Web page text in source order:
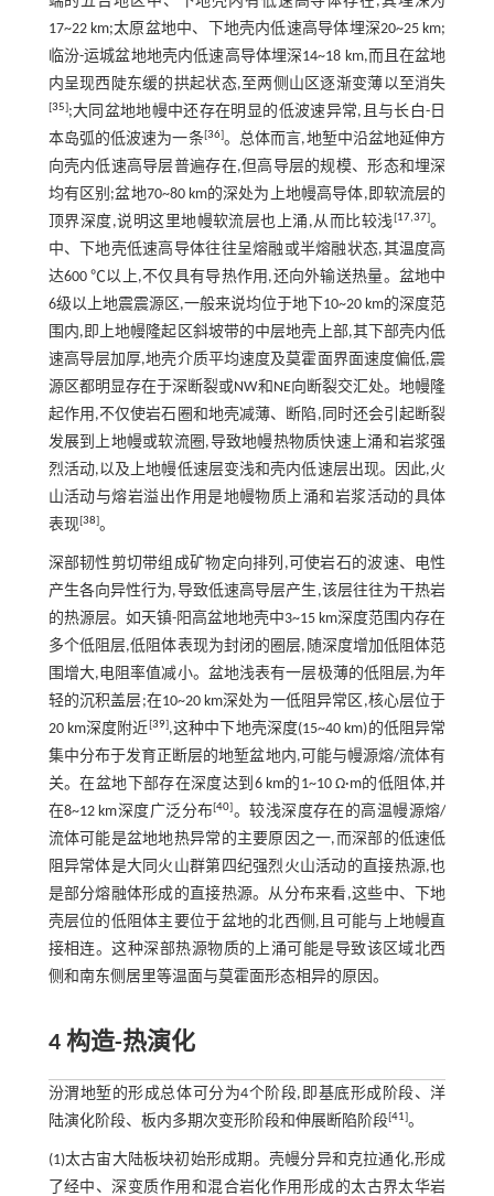
17~22 km;太原盆地中、下地壳内低速高导体埋深20~25 km;
临汾-运城盆地地壳内低速高导体埋深14~18 km,而且在盆地
内呈现西陡东缓的拱起状态,至两侧山区逐渐变薄以至消失
[35];大同盆地地幔中还存在明显的低波速异常,且与长白-日
本岛弧的低波速为一条[36]。总体而言,地堑中沿盆地延伸方
向壳内低速高导层普遍存在,但高导层的规模、形态和埋深
均有区别;盆地70~80 km的深处为上地幔高导体,即软流层的
顶界深度,说明这里地幔软流层也上涌,从而比较浅[17,37]。
中、下地壳低速高导体往往呈熔融或半熔融状态,其温度高
达600 ℃以上,不仅具有导热作用,还向外输送热量。盆地中
6级以上地震震源区,一般来说均位于地下10~20 km的深度范
围内,即上地幔隆起区斜坡带的中层地壳上部,其下部壳内低
速高导层加厚,地壳介质平均速度及莫霍面界面速度偏低,震
源区都明显存在于深断裂或NW和NE向断裂交汇处。地幔隆
起作用,不仅使岩石圈和地壳减薄、断陷,同时还会引起断裂
发展到上地幔或软流圈,导致地幔热物质快速上涌和岩浆强
烈活动,以及上地幔低速层变浅和壳内低速层出现。因此,火
山活动与熔岩溢出作用是地幔物质上涌和岩浆活动的具体
表现[38]。
深部韧性剪切带组成矿物定向排列,可使岩石的波速、电性
产生各向异性行为,导致低速高导层产生,该层往往为干热岩
的热源层。如天镇-阳高盆地地壳中3~15 km深度范围内存在
多个低阻层,低阻体表现为封闭的圈层,随深度增加低阻体范
围增大,电阻率值减小。盆地浅表有一层极薄的低阻层,为年
轻的沉积盖层;在10~20 km深处为一低阻异常区,核心层位于
20 km深度附近[39],这种中下地壳深度(15~40 km)的低阻异常
集中分布于发育正断层的地堑盆地内,可能与幔源熔/流体有
关。在盆地下部存在深度达到6 km的1~10 Ω·m的低阻体,并
在8~12 km深度广泛分布[40]。较浅深度存在的高温幔源熔/
流体可能是盆地地热异常的主要原因之一,而深部的低速低
阻异常体是大同火山群第四纪强烈火山活动的直接热源,也
是部分熔融体形成的直接热源。从分布来看,这些中、下地
壳层位的低阻体主要位于盆地的北西侧,且可能与上地幔直
接相连。这种深部热源物质的上涌可能是导致该区域北西
侧和南东侧居里等温面与莫霍面形态相异的原因。
4 构造-热演化
汾渭地堑的形成总体可分为4个阶段,即基底形成阶段、洋
陆演化阶段、板内多期次变形阶段和伸展断陷阶段[41]。
(1)太古宙大陆板块初始形成期。壳幔分异和克拉通化,形成
了经中、深变质作用和混合岩化作用形成的太古界太华岩